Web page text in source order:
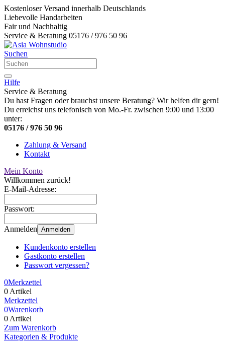
Kostenloser Versand innerhalb Deutschlands
Liebevolle Handarbeiten
Fair und Nachhaltig
Service & Beratung 05176 / 976 50 96
Suchen
Hilfe
Service & Beratung
Du hast Fragen oder brauchst unsere Beratung? Wir helfen dir gern!
Du erreichst uns telefonisch von Mo.-Fr. zwischen 9:00 und 13:00
unter:
05176 / 976 50 96
Zahlung & Versand
Kontakt
Mein Konto
Willkommen zurück!
E-Mail-Adresse:
Passwort:
Anmelden Anmelden
Kundenkonto erstellen
Gastkonto erstellen
Passwort vergessen?
0Merkzettel
0 Artikel
Merkzettel
0Warenkorb
0 Artikel
Zum Warenkorb
Kategorien & Produkte